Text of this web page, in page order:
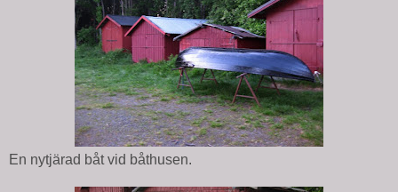
En nytjärad båt vid båthusen.